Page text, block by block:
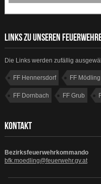
LINKS ZU UNSEREN
Die Links werden zufällig
FF Hennersdorf FF Mödling
FF Dornbach FF Grub
KONTAKT
Bezirksfeuerwehrkommando
bfk.moedling@feuerwehr.gv.at